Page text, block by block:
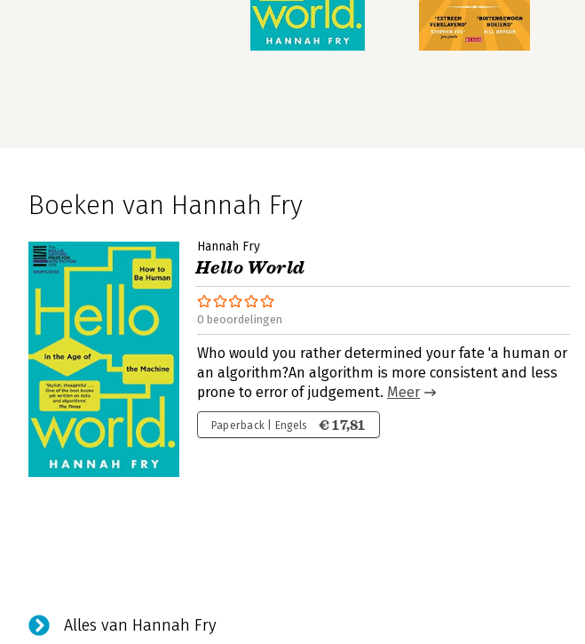
Boeken van Hannah Fry
Hannah Fry
Hello World
0 beoordelingen
Who would you rather determined your fate 'a human or
an algorithm?An algorithm is more consistent and less
prone to error of judgement. Meer
Paperback | Engels € 17,81
Alles van Hannah Fry